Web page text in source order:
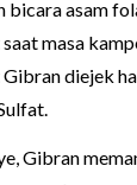
bicara asam
masa
diejek
Gibran